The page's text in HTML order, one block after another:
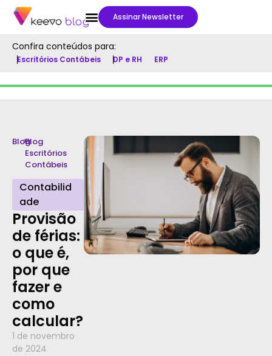
Assinar Newsletter
Confira conteúdos para:
Escritórios Contábeis DP e RH ERP
Blog
>Blog
Escritórios
Contábeis
Contabilid
ade
Provisão
de férias:
o que é,
por que
fazer e
como
calcular?
1 de novembro
de 2024